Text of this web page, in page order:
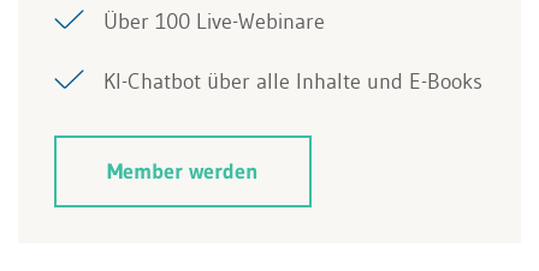
Über 100 Live-Webinare
KI-Chatbot über alle Inhalte und E-Books
Member werden